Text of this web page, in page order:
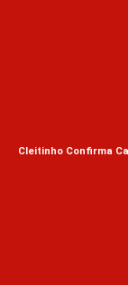
Cleitinho Confirma